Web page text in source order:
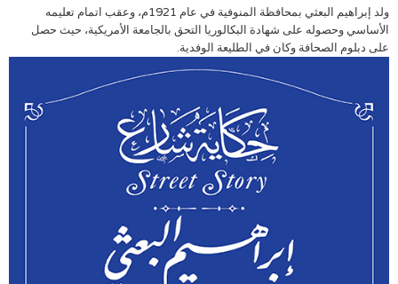
ولد إبراهيم البعثي بمحافظة المنوفية في عام 1921م، وعقب اتمام تعليمه
الأساسي وحصوله على شهادة البكالوريا التحق بالجامعة الأمريكية، حيث حصل
على دبلوم الصحافة وكان في الطليعة الوفدية.